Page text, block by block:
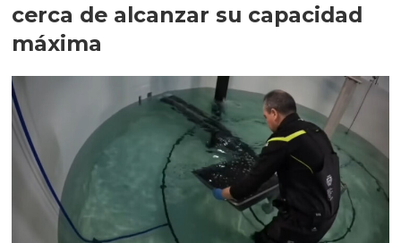
cerca de alcanzar su capacidad
máxima